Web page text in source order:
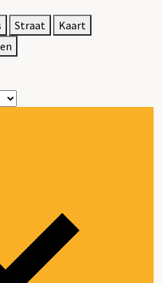
Straat
Kaart